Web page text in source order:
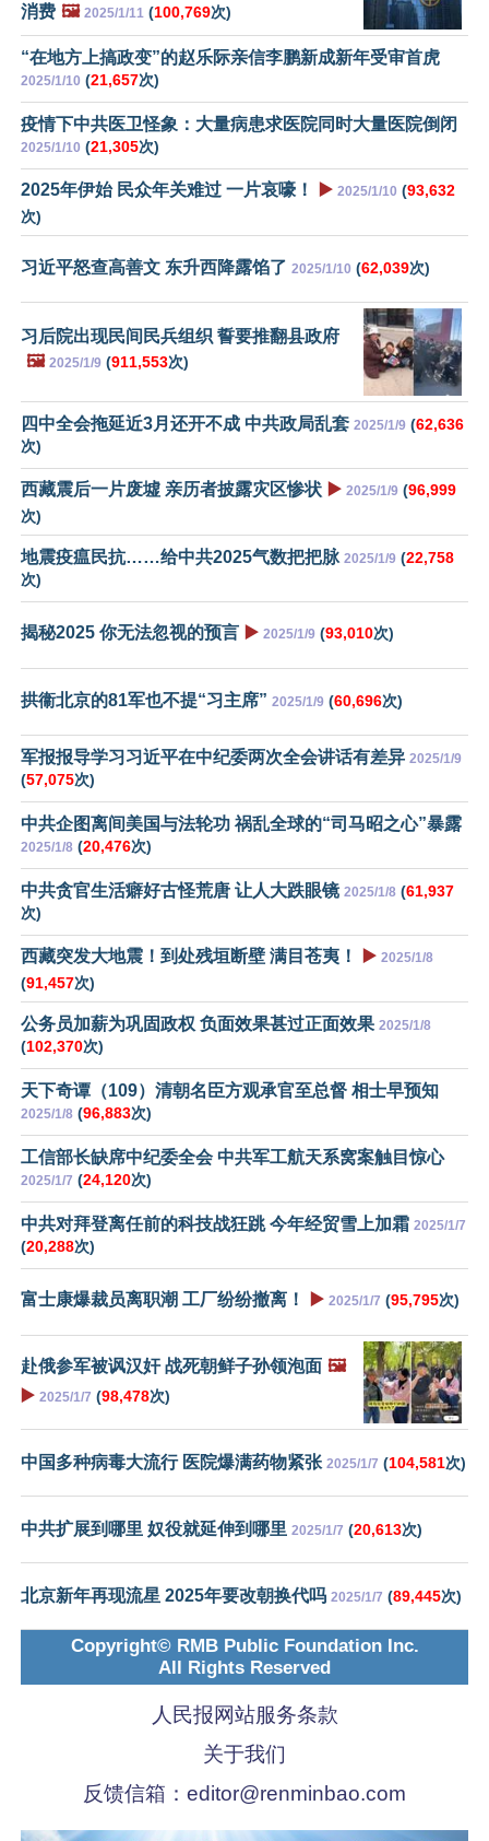
消费 🖼️ 2025/1/11 (100,769次)
“在地方上搞政变”的赵乐际亲信李鹏新成新年受审首虎
2025/1/10 (21,657次)
疫情下中共医卫怪象：大量病患求医院同时大量医院倒闭
2025/1/10 (21,305次)
2025年伊始 民众年关难过 一片哀嚎！ ▶️ 2025/1/10 (93,632
次)
习近平怒查高善文 东升西降露馅了 2025/1/10 (62,039次)
习后院出现民间民兵组织 誓要推翻县政府
🖼️ 2025/1/9 (911,553次)
四中全会拖延近3月还开不成 中共政局乱套 2025/1/9 (62,636
次)
西藏震后一片废墟 亲历者披露灾区惨状 ▶️ 2025/1/9 (96,999
次)
地震疫瘟民抗……给中共2025气数把把脉 2025/1/9 (22,758
次)
揭秘2025 你无法忽视的预言 ▶️ 2025/1/9 (93,010次)
拱衞北京的81军也不提“习主席” 2025/1/9 (60,696次)
军报报导学习习近平在中纪委两次全会讲话有差异 2025/1/9
(57,075次)
中共企图离间美国与法轮功 祸乱全球的“司马昭之心”暴露
2025/1/8 (20,476次)
中共贪官生活癖好古怪荒唐 让人大跌眼镜 2025/1/8 (61,937
次)
西藏突发大地震！到处残垣断壁 满目苍夷！ ▶️ 2025/1/8
(91,457次)
公务员加薪为巩固政权 负面效果甚过正面效果 2025/1/8
(102,370次)
天下奇谭（109）清朝名臣方观承官至总督 相士早预知
2025/1/8 (96,883次)
工信部长缺席中纪委全会 中共军工航天系窝案触目惊心
2025/1/7 (24,120次)
中共对拜登离任前的科技战狂跳 今年经贸雪上加霜 2025/1/7
(20,288次)
富士康爆裁员离职潮 工厂纷纷撤离！ ▶️ 2025/1/7 (95,795次)
赴俄参军被讽汉奸 战死朝鲜子孙领泡面 🖼️
▶️ 2025/1/7 (98,478次)
中国多种病毒大流行 医院爆满药物紧张 2025/1/7 (104,581次)
中共扩展到哪里 奴役就延伸到哪里 2025/1/7 (20,613次)
北京新年再现流星 2025年要改朝换代吗 2025/1/7 (89,445次)
Copyright© RMB Public Foundation Inc.
All Rights Reserved
人民报网站服务条款
关于我们
反馈信箱： editor@renminbao.com